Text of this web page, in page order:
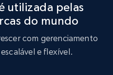
Awg
link, Predicted lang,
utilizada pelas
do mundo
com gerenciamento
e flexível.